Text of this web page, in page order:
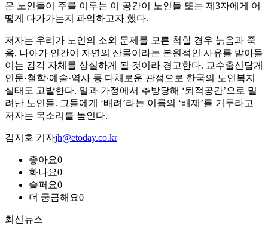
은 노인들이 주를 이루는 이 공간이 노인들 또는 제3자에게 어
떻게 다가가는지 파악하고자 했다.
저자는 우리가 노인의 소외 문제를 모른 척할 경우 늙음과 죽
음, 나아가 인간이 자연의 산물이라는 본원적인 사유를 받아들
이는 감각 자체를 상실하게 될 것이라 경고한다. 교수출신답게
인문·철학·예술·역사 등 다채로운 관점으로 한국의 노인복지
실태도 고발한다. 일과 가정에서 추방당해 ‘퇴적공간’으로 밀
려난 노인들. 그들에게 ‘배려’라는 이름의 ‘배제’를 거두라고
저자는 목소리를 높인다.
김지호 기자jh@etoday.co.kr
좋아요0
화나요0
슬퍼요0
더 궁금해요0
최신뉴스